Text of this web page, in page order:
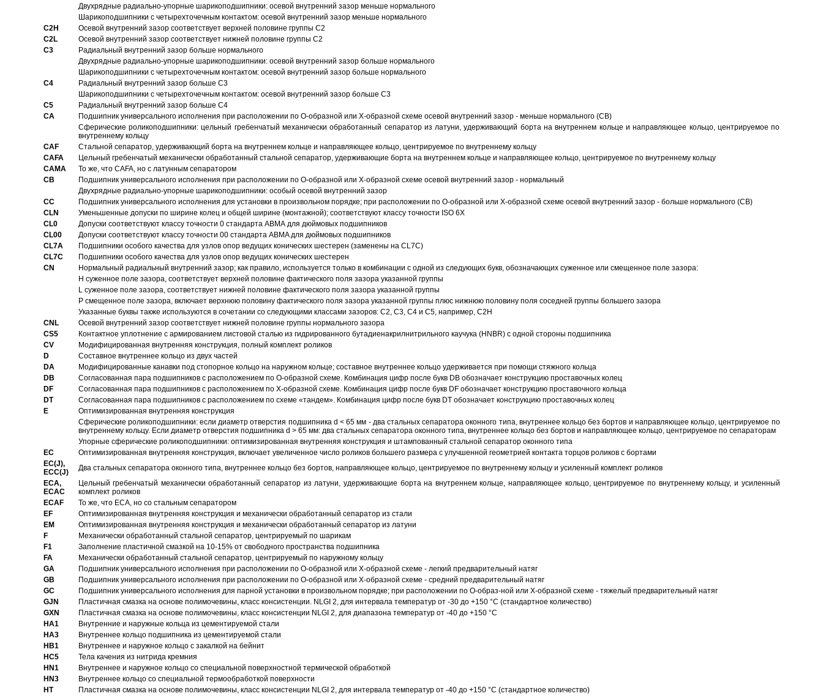
Двухрядные радиально-упорные шарикоподшипники: осевой внутренний зазор меньше нормального
Шарикоподшипники с четырехточечным контактом: осевой внутренний зазор меньше нормального
C2H
Осевой внутренний зазор соответствует верхней половине группы C2
C2L
Осевой внутренний зазор соответствует нижней половине группы C2
C3
Pадиальный внутренний зазор больше нормального
Двухрядные радиально-упорные шарикоподшипники: осевой внутренний зазор больше нормального
Шарикоподшипники с четырехточечным контактом: осевой внутренний зазор больше нормального
C4
Pадиальный внутренний зазор больше C3
Шарикоподшипники с четырехточечным контактом: осевой внутренний зазор больше C3
C5
Pадиальный внутренний зазор больше C4
CA
Подшипник универсального исполнения при расположении по О-образной или Х-образной схеме осевой внутренний зазор - меньше нормального (CB)
Сферические роликоподшипники: цельный гребенчатый механически обработанный сепаратор из латуни, удерживающий борта на внутреннем кольце и направляющее кольцо, центрируемое по
внутреннему кольцу
CAF
Стальной сепаратор, удерживающий борта на внутреннем кольце и направляющее кольцо, центрируемое по внутреннему кольцу
CAFA
Цельный гребенчатый механически обработанный стальной сепаратор, удерживающие борта на внутреннем кольце и направляющее кольцо, центрируемое по внутреннему кольцу
CAMA
То же, что CAFA, но с латунным сепаратором
CB
Подшипник универсального исполнения при расположении по О-образной или Х-образной схеме осевой внутренний зазор - нормальный
Двухрядные радиально-упорные шарикоподшипники: особый осевой внутренний зазор
CC
Подшипник универсального исполнения для установки в произвольном порядке; при расположении по О-образной или Х-образной схеме осевой внутренний зазор - больше нормального (CB)
CLN
Уменьшенные допуски по ширине колец и общей ширине (монтажной); соответствуют классу точности ISO 6X
CL0
Допуски соответствуют классу точности 0 стандарта АВМА для дюймовых подшипников
CL00
Допуски соответствуют классу точности 00 стандарта ABMA для дюймовых подшипников
CL7A
Подшипники особого качества для узлов опор ведущих конических шестерен (заменены на CL7C)
CL7C
Подшипники особого качества для узлов опор ведущих конических шестерен
CN
Hормальный радиальный внутренний зазор; как правило, используется только в комбинации с одной из следующих букв, обозначающих суженное или смещенное поле зазора:
H суженное поле зазора, соответствует верхней половине фактического поля зазора указанной группы
L суженное поле зазора, соответствует нижней половине фактического поля зазора указанной группы
P смещенное поле зазора, включает верхнюю половину фактического поля зазора указанной группы плюс нижнюю половину поля соседней группы большего зазора
Указанные буквы также используются в сочетании со следующими классами зазоров: С2, C3, С4 и С5, например, С2Н
CNL
Осевой внутренний зазор соответствует нижней половине группы нормального зазора
CS5
Контактное уплотнение с армированием листовой сталью из гидрированного бутадиенакрилнитрильного каучука (HNBR) с одной стороны подшипника
CV
Модифицированная внутренняя конструкция, полный комплект роликов
D
Составное внутреннее кольцо из двух частей
DA
Модифицированные канавки под стопорное кольцо на наружном кольце; составное внутреннее кольцо удерживается при помощи стяжного кольца
DB
Согласованная пара подшипников с расположением по О-образной схеме. Комбинация цифр после букв DB обозначает конструкцию проставочных колец
DF
Согласованная пара подшипников с расположением по Х-образной схеме. Комбинация цифр после букв DF обозначает конструкцию проставочного кольца
DT
Согласованная пара подшипников с расположением по схеме «тандем». Комбинация цифр после букв DT обозначает конструкцию проставочных колец
E
Оптимизированная внутренняя конструкция
Сферические роликоподшипники: если диаметр отверстия подшипника d < 65 мм - два стальных сепаратора оконного типа, внутреннее кольцо без бортов и направляющее кольцо, центрируемое по
внутреннему кольцу. Если диаметр отверстия подшипника d > 65 мм: два стальных сепаратора оконного типа, внутреннее кольцо без бортов и направляющее кольцо, центрируемое по сепараторам
Упорные сферические роликоподшипники: оптимизированная внутренняя конструкция и штампованный стальной сепаратор оконного типа
EC
Oптимизированная внутренняя конструкция, включает увеличенное число роликов большего размера с улучшенной геометрией контакта торцов роликов с бортами
EC(J),
ECC(J)
Два стальных сепаратора оконного типа, внутреннее кольцо без бортов, направляющее кольцо, центрируемое по внутреннему кольцу и усиленный комплект роликов
ECA,
ECAC
Цельный гребенчатый механически обработанный сепаратор из латуни, удерживающие борта на внутреннем кольце, направляющее кольцо, центрируемое по внутреннему кольцу, и усиленный
комплект роликов
ECAF
То же, что ECA, но со стальным сепаратором
EF
Оптимизированная внутренняя конструкция и механически обработанный сепаратор из стали
EM
Оптимизированная внутренняя конструкция и механически обработанный сепаратор из латуни
F
Механически обработанный стальной сепаратор, центрируемый по шарикам
F1
Заполнение пластичной смазкой на 10-15% от свободного пространства подшипника
FA
Механически обработанный стальной сепаратор, центрируемый по наружному кольцу
GA
Подшипник универсального исполнения при расположении по О-образной или Х-образной схеме - легкий предварительный натяг
GB
Подшипник универсального исполнения при расположении по О-образной или Х-образной схеме - средний предварительный натяг
GC
Подшипник универсального исполнения для парной установки в произвольном порядке; при расположении по О-образ-ной или Х-образной схеме - тяжелый предварительный натяг
GJN
Пластичная смазка на основе полимочевины, класс консистенции. NLGI 2, для интервала температур от -30 до +150 °C (стандартное количество)
GXN
Пластичная смазка на основе полимочевины, класс консистенции NLGI 2, для диапазона температур от -40 до +150 °C
HA1
Внутренние и наружные кольца из цементируемой стали
HA3
Bнутреннее кольцо подшипника из цементируемой стали
HB1
Bнутреннее и наружное кольцо с закалкой на бейнит
HC5
Тела качения из нитрида кремния
HN1
Bнутреннее и наружное кольцо со специальной поверхностной термической обработкой
HN3
Внутреннее кольцо со специальной термообработкой поверхности
HT
Пластичная смазка на основе полимочевины, класс консистенции NLGI 2, для интервала температур от -40 до +150 °C (стандартное количество)